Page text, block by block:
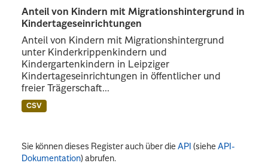
Anteil von Kindern mit Migrationshintergrund in
Kindertageseinrichtungen
Anteil von Kindern mit Migrationshintergrund
unter Kinderkrippenkindern und
Kindergartenkindern in Leipziger
Kindertageseinrichtungen in öffentlicher und
freier Trägerschaft...
CSV
Sie können dieses Register auch über dieAPI (sieheAPI-
Dokumentation) abrufen.